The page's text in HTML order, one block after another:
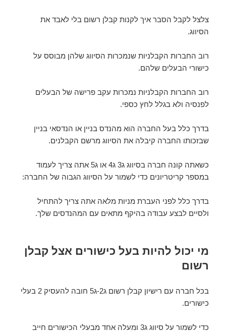
צלצל לקבל הסבר איך לקנות קבלן רשום בלי לאבד את
הסיווג.
רוב החברות הקבלניות שנמכרות הסיווג שלהן מבוסס על
כישורי הבעלים שלהם.
רוב החברות הקבלניות נמכרות עקב פרישה של הבעלים
לפנסיה ולא בגלל לחץ כספי.
בדרך כלל בעל החברה הוא מהנדס בניין או הנדסאי בניין
שבזכותו החברה קיבלה את הסיווג מרשם הקבלנים.
כשאתה קונה חברה בסיווג ג3 ג4 או ג5 אתה צריך לעמוד
במספר קריטריונים כדי לשמור על הסיווג הגבוה של החברה:
בדרך כלל לפני העברת מניות מלאה אתה צריך להתחיל
ולסיים לבצע עבודה בהיקף מתאים עם המהנדסים שלך.
מי יכול להיות בעל כישורים אצל קבלן
רשום
בכל חברה עם רישיון קבלן רשום ג2-ג5 חובה להעסיק 2 בעלי
כישורים.
כדי לשמור על סיווג ג3 ומעלה אחד מבעלי הכישורים חייב